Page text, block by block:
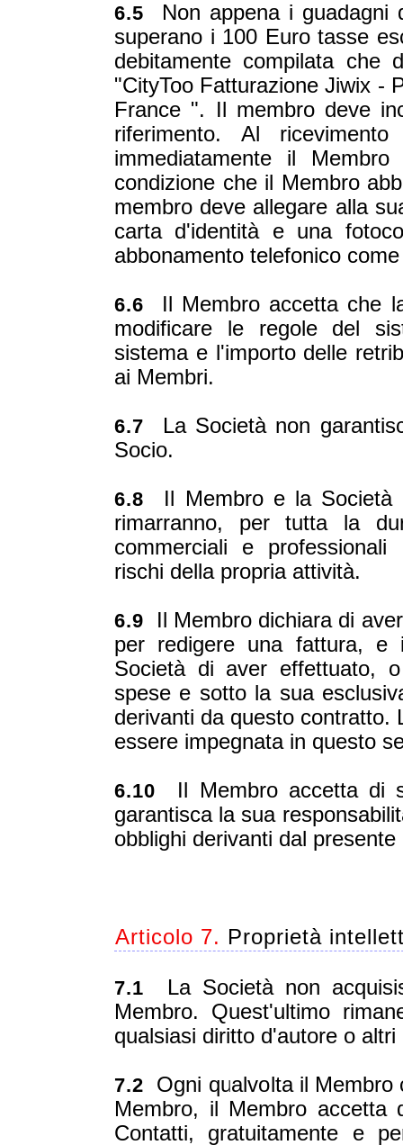
6.5 Non appena i guadagni
superano i 100 Euro tasse
debitamente compilata che
"CityToo Fatturazione Jiwix -
France ". Il membro deve
riferimento. Al
immediatamente il
condizione che il Membro
membro deve allegare alla
carta d'identità e una
abbonamento telefonico
6.6 Il Membro accetta che
modificare le regole del
sistema e l'importo delle
ai Membri.
6.7 La Società non
Socio.
6.8 Il Membro e la Società
rimarranno, per tutta la
commerciali e professionali
rischi della propria attività.
6.9 Il Membro dichiara di
per redigere una fattura, e
Società di aver effettuato,
spese e sotto la sua
derivanti da questo contratto.
essere impegnata in questo
6.10 Il Membro accetta di
garantisca la sua
obblighi derivanti dal
Articolo 7. Proprietà
7.1 La Società non
Membro. Quest'ultimo
qualsiasi diritto d'autore o
7.2 Ogni qualvolta il Membro
Membro, il Membro
Contatti, gratuitamente e